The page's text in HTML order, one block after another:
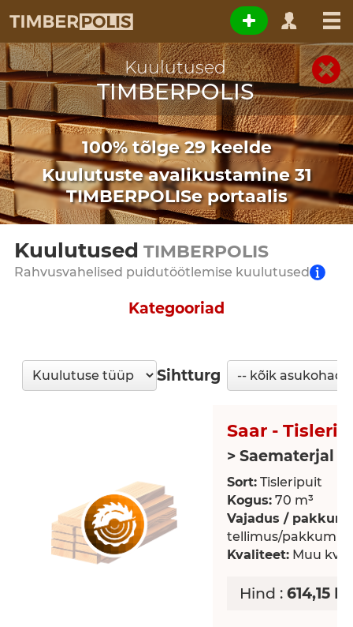
Kuulutused
TIMBERPOLIS
100% tõlge 29 keelde
Kuulutuste avalikustamine 31
TIMBERPOLISe portaalis
Kuulutused TIMBERPOLIS
Rahvusvahelised puidutöötlemise kuulutused
Kategooriad
Sihtturg
Saar -
> Saematerjal
Sort: Tisleripuit
Kogus: 70 m³
Vajadus /
tellimus/
Kvaliteet: Muu
Hind : 614,15